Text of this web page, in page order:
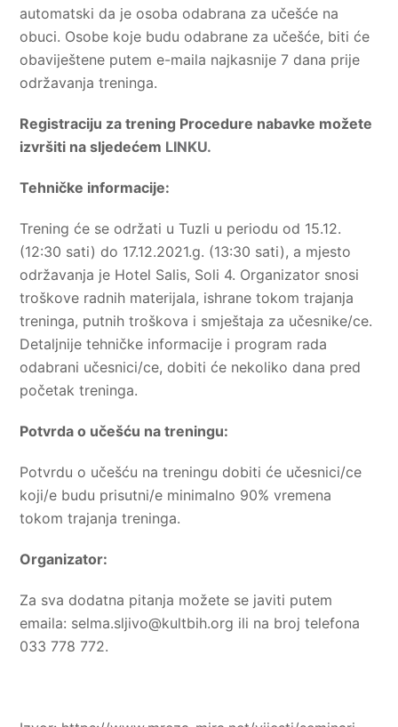
automatski da je osoba odabrana za učešće na
obuci. Osobe koje budu odabrane za učešće, biti će
obaviještene putem e-maila najkasnije 7 dana prije
održavanja treninga.
Registraciju za trening Procedure nabavke možete
izvršiti na sljedećem LINKU.
Tehničke informacije:
Trening će se održati u Tuzli u periodu od 15.12.
(12:30 sati) do 17.12.2021.g. (13:30 sati), a mjesto
održavanja je Hotel Salis, Soli 4. Organizator snosi
troškove radnih materijala, ishrane tokom trajanja
treninga, putnih troškova i smještaja za učesnike/ce.
Detaljnije tehničke informacije i program rada
odabrani učesnici/ce, dobiti će nekoliko dana pred
početak treninga.
Potvrda o učešću na treningu:
Potvrdu o učešću na treningu dobiti će učesnici/ce
koji/e budu prisutni/e minimalno 90% vremena
tokom trajanja treninga.
Organizator:
Za sva dodatna pitanja možete se javiti putem
emaila: selma.sljivo@kultbih.org ili na broj telefona
033 778 772.